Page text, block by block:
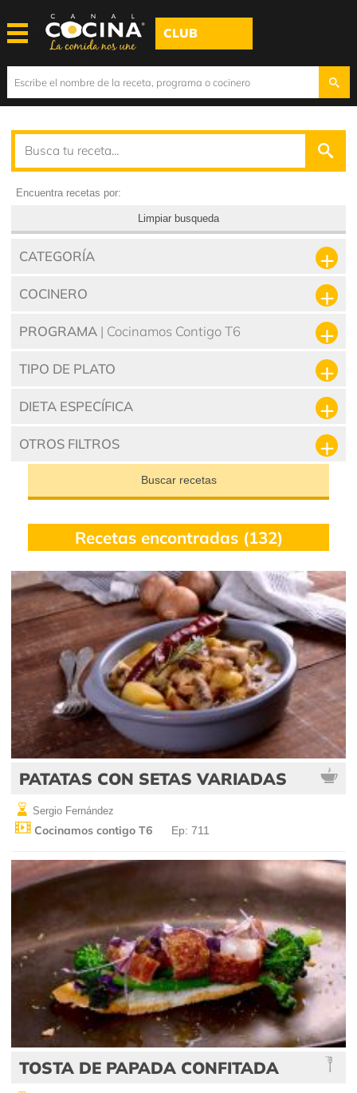
CLUB
Encuentra recetas por:
Limpiar busqueda
CATEGORÍA
COCINERO
PROGRAMA | Cocinamos Contigo T6
TIPO DE PLATO
DIETA ESPECÍFICA
OTROS FILTROS
Buscar recetas
Recetas encontradas (132)
PATATAS CON SETAS VARIADAS
Sergio Fernández
Cocinamos contigo T6 Ep: 711
TOSTA DE PAPADA CONFITADA